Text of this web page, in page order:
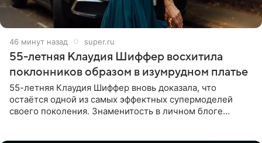
46 минут назад super.ru
55-летняя Клаудия Шиффер восхитила
поклонников образом в изумрудном платье
55-летняя Клаудия Шиффер вновь доказала, что
остаётся одной из самых эффектных супермоделей
своего поколения. Знаменитость в личном блоге